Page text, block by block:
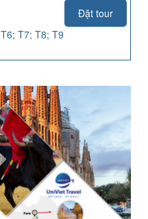
Đặt tour
T6; T7; T8; T9